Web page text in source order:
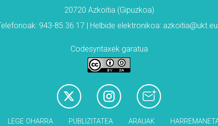
20720 Azkoitia (Gipuzkoa)
943-85 36 17 | Helbide elektronikoa:
Codesyntaxek garatua
LEGE OHARRA PUBLIZITATEA ARAUAK